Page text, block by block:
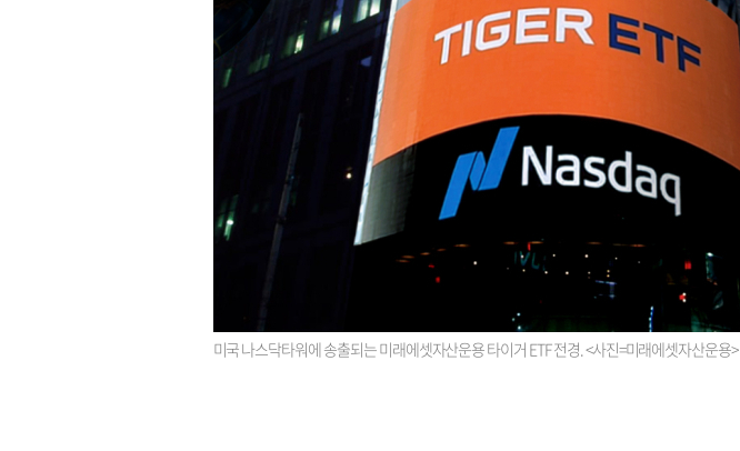
미국 나스닥타워에 송출되는 미래에셋자산운용 타이거 ETF 전경. <사진=미래에셋자산운용>